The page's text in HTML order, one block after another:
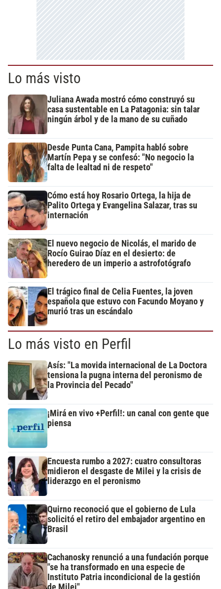
Lo más visto
Juliana Awada mostró cómo construyó su
casa sustentable en La Patagonia: sin talar
ningún árbol y de la mano de su cuñado
Desde Punta Cana, Pampita habló sobre
Martín Pepa y se confesó: "No negocio la
falta de lealtad ni de respeto"
Cómo está hoy Rosario Ortega, la hija de
Palito Ortega y Evangelina Salazar, tras su
internación
El nuevo negocio de Nicolás, el marido de
Rocío Guirao Díaz en el desierto: de
heredero de un imperio a astrofotógrafo
El trágico final de Celia Fuentes, la joven
española que estuvo con Facundo Moyano y
murió tras un escándalo
Lo más visto en Perfil
Asís: "La movida internacional de La Doctora
tensiona la pugna interna del peronismo de
la Provincia del Pecado"
¡Mirá en vivo +Perfil!: un canal con gente que
piensa
Encuesta rumbo a 2027: cuatro consultoras
midieron el desgaste de Milei y la crisis de
liderazgo en el peronismo
Quirno reconoció que el gobierno de Lula
solicitó el retiro del embajador argentino en
Brasil
Cachanosky renunció a una fundación porque
"se ha transformado en una especie de
Instituto Patria incondicional de la gestión